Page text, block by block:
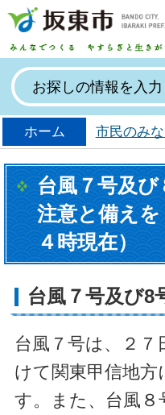
ホーム 市民のみ
台風７号及び
注意と備え
４時現在）
台風７号及び8
台風７号は、２
けて関東甲信地
す。また、台風８